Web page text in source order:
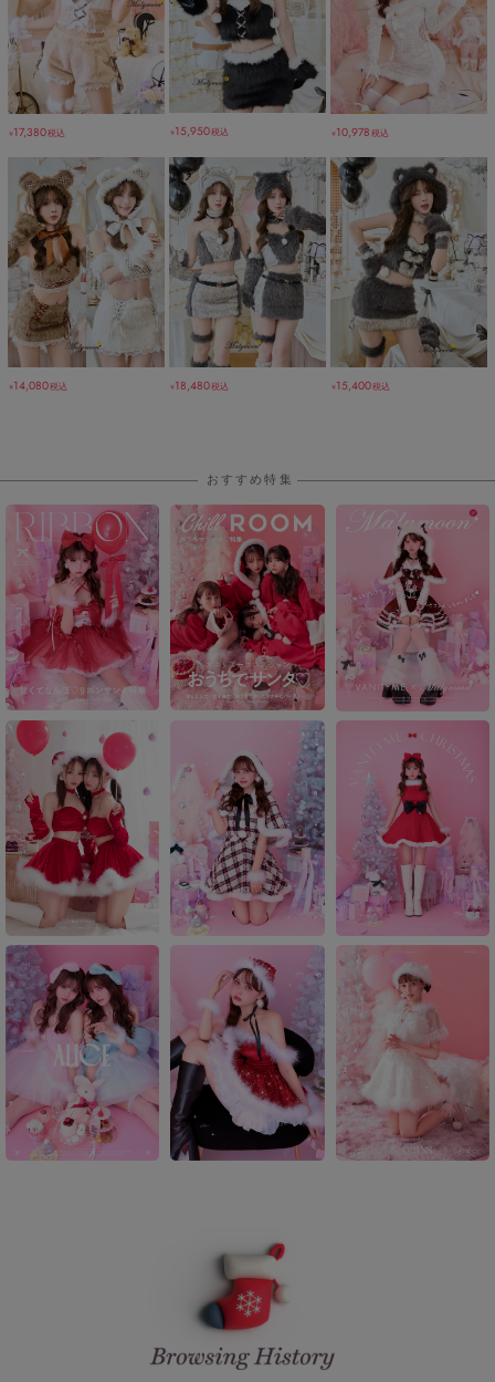
￥17,380税込 ￥15,950税込 ￥10,978税込
￥14,080税込 ￥18,480税込 ￥15,400税込
おすすめ特集